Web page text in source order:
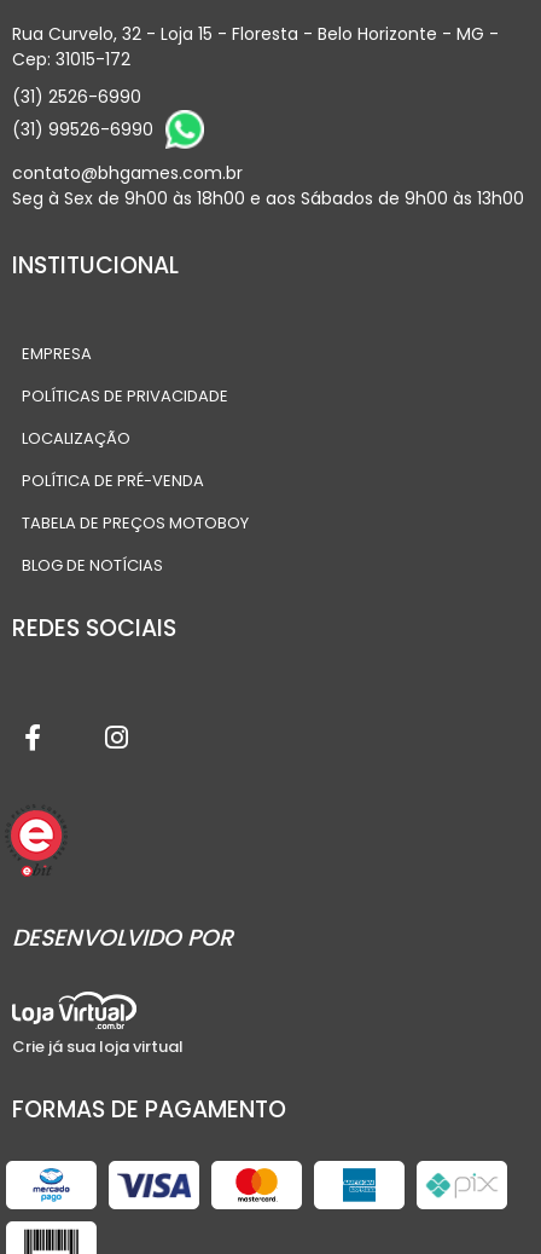
Rua Curvelo, 32 - Loja 15 - Floresta - Belo Horizonte - MG -
Cep: 31015-172
(31) 2526-6990
(31) 99526-6990
contato@bhgames.com.br
Seg à Sex de 9h00 às 18h00 e aos Sábados de 9h00 às 13h00
INSTITUCIONAL
EMPRESA
POLÍTICAS DE PRIVACIDADE
LOCALIZAÇÃO
POLÍTICA DE PRÉ-VENDA
TABELA DE PREÇOS MOTOBOY
BLOG DE NOTÍCIAS
REDES SOCIAIS
DESENVOLVIDO POR
Crie já sua loja virtual
FORMAS DE PAGAMENTO